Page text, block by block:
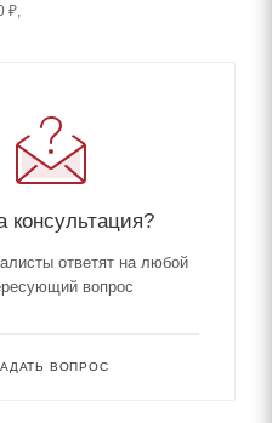
₽,
консультация?
ответят на любой
вопрос
ВОПРОС